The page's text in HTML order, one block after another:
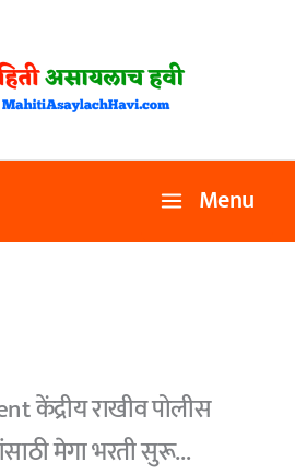
Menu
केंद्रीय राखीव पोलीस
मेगा भरती सुरू…